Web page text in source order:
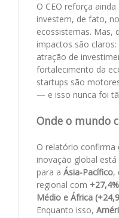
O CEO reforça
investem, de fato,
ecossistemas. Mas,
impactos são
atração de
fortalecimento da
startups são
— e isso nunca foi
Onde o mundo
O relatório confirma
inovação global
para a Ásia-Pacífico,
regional com +27,4%
Médio e África
Enquanto isso,